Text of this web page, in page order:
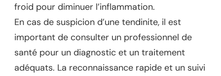
froid pour diminuer l’inflammation.
En cas de suspicion d’une tendinite, il est
important de consulter un professionnel de
santé pour un diagnostic et un traitement
adéquats. La reconnaissance rapide et un suivi